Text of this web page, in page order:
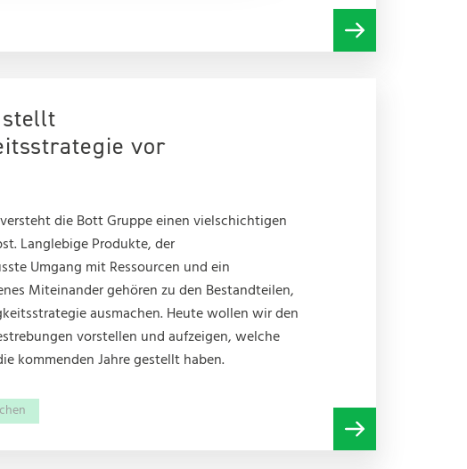
vor
die Bott Gruppe einen vielschichtigen
Langlebige Produkte, der
Umgang mit Ressourcen und ein
Miteinander gehören zu den Bestandteilen,
ausmachen. Heute wollen wir den
vorstellen und aufzeigen, welche
kommenden Jahre gestellt haben.